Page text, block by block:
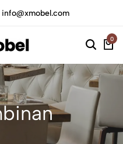
info@xmobel.com
0